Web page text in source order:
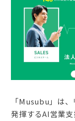
「Musubu」は
発揮するAI営業